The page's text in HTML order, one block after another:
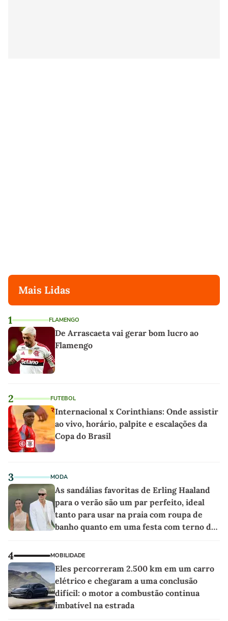
Mais Lidas
1 FLAMENGO
De Arrascaeta vai gerar bom lucro ao
Flamengo
2 FUTEBOL
Internacional x Corinthians: Onde assistir
ao vivo, horário, palpite e escalações da
Copa do Brasil
3 MODA
As sandálias favoritas de Erling Haaland
para o verão são um par perfeito, ideal
tanto para usar na praia com roupa de
banho quanto em uma festa com terno de
4 MOBILIDADE
Eles percorreram 2.500 km em um carro
elétrico e chegaram a uma conclusão
difícil: o motor a combustão continua
imbatível na estrada